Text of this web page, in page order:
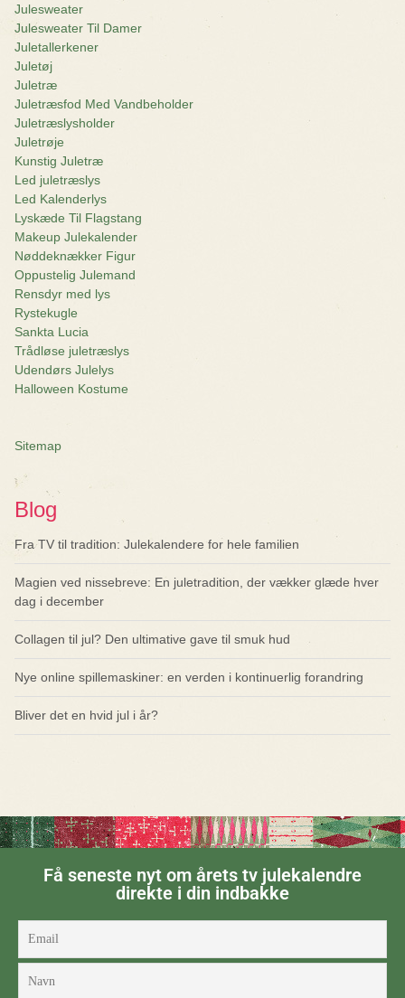
Julesweater
Julesweater Til Damer
Juletallerkener
Juletøj
Juletræ
Juletræsfod Med Vandbeholder
Juletræslysholder
Juletrøje
Kunstig Juletræ
Led juletræslys
Led Kalenderlys
Lyskæde Til Flagstang
Makeup Julekalender
Nøddeknækker Figur
Oppustelig Julemand
Rensdyr med lys
Rystekugle
Sankta Lucia
Trådløse juletræslys
Udendørs Julelys
Halloween Kostume
Sitemap
Blog
Fra TV til tradition: Julekalendere for hele familien
Magien ved nissebreve: En juletradition, der vækker glæde hver
dag i december
Collagen til jul? Den ultimative gave til smuk hud
Nye online spillemaskiner: en verden i kontinuerlig forandring
Bliver det en hvid jul i år?
Få seneste nyt om årets tv julekalendre
direkte i din indbakke